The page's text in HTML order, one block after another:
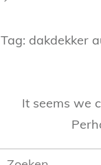
Tag: dakdekker
It seems we
Zoeken